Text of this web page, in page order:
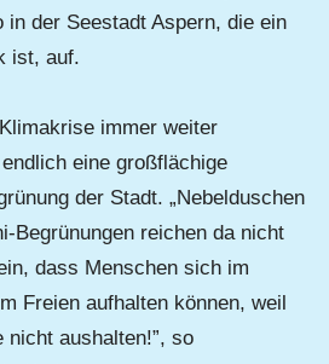
in der Seestadt Aspern, die ein
ist, auf.
immer weiter
eine großflächige
der Stadt. „Nebelduschen
Begrünungen reichen da nicht
dass Menschen sich im
Freien aufhalten können, weil
aushalten!”, so